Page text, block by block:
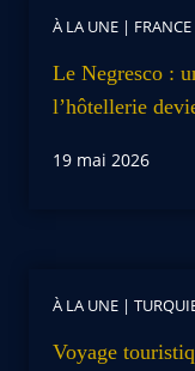
À LA UNE | FRANCE
Le Negresco :
l’hôtellerie
19 mai 2026
À LA UNE |
Voyage